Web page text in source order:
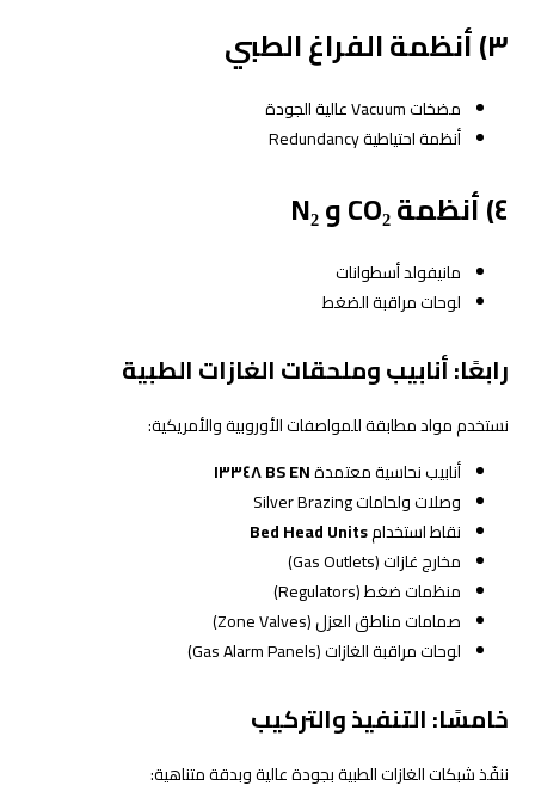
٣) أنظمة الفراغ الطبي
مضخات Vacuum عالية الجودة
أنظمة احتياطية Redundancy
٤) أنظمة CO₂ و N₂
مانيفولد أسطوانات
لوحات مراقبة الضغط
رابعًا: أنابيب وملحقات الغازات الطبية
نستخدم مواد مطابقة للمواصفات الأوروبية والأمريكية:
أنابيب نحاسية معتمدةBS EN ١٣٣٤٨
وصلات ولحامات Silver Brazing
نقاط استخدامBed Head Units
مخارج غازات (Gas Outlets)
منظمات ضغط (Regulators)
صمامات مناطق العزل (Zone Valves)
لوحات مراقبة الغازات (Gas Alarm Panels)
خامسًا: التنفيذ والتركيب
ننفّذ شبكات الغازات الطبية بجودة عالية وبدقة متناهية: